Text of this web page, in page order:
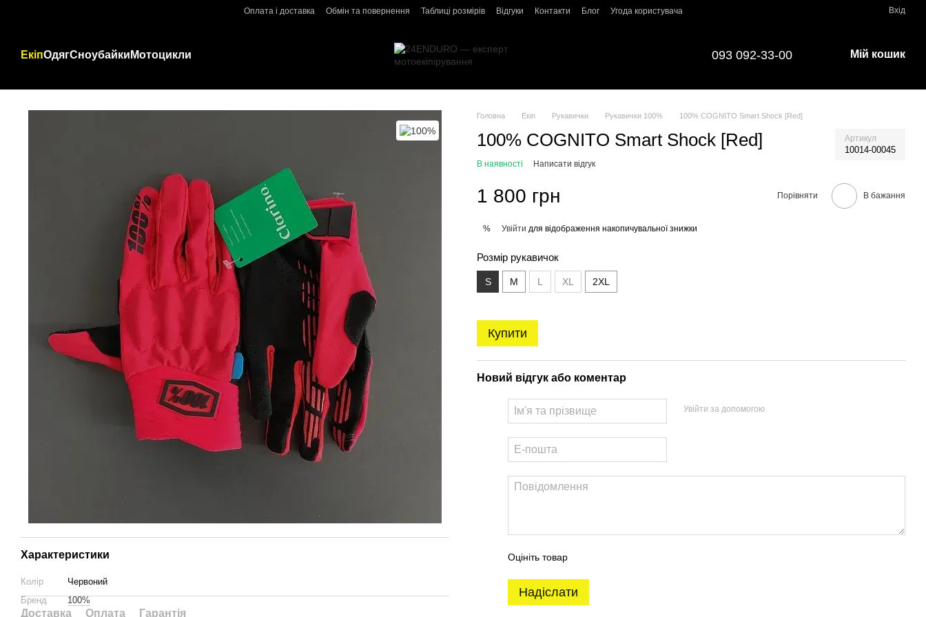
Оплата і доставка Обмін та повернення Таблиці розмірів Відгуки Контакти Блог Угода користувача Вхід
ЕкіпОдягСноубайки Мотоцикли 093 092-33-00 Мій кошик
Характеристики
Колір
Червоний
Бренд
100%
Доставка Оплата Гарантія
Головна Екіп Рукавички Рукавички 100% 100% COGNITO Smart Shock [Red]
100% COGNITO Smart Shock [Red] Артикул
10014-00045
В наявності Написати відгук
1 800 грн Порівняти В бажання
% Увійти для відображення накопичувальної знижки
Розмір рукавичок
S M L XL 2XL
Купити
Новий відгук або коментар
Увійти за допомогою
Оцініть товар
Надіслати